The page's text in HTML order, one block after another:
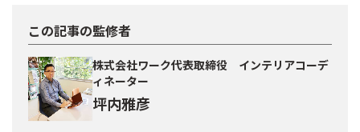
この記事の監修者
株式会社ワーク代表取締役 インテリアコーデ
ィネーター
坪内雅彦